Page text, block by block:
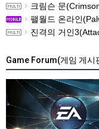
크림슨 문
팰월드 온라인(Palworld
진격의 거인
Game Forum(게임 게시